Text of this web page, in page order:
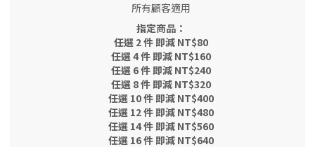
所有顧客適用
指定商品：
任選 2 件 即減 NT$80
任選 4 件 即減 NT$160
任選 6 件 即減 NT$240
任選 8 件 即減 NT$320
任選 10 件 即減 NT$400
任選 12 件 即減 NT$480
任選 14 件 即減 NT$560
任選 16 件 即減 NT$640